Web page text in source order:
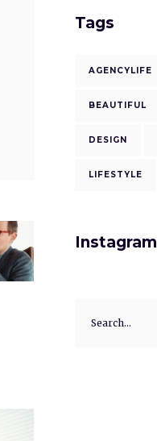
Tags
AGENCYLIFE
BEAUTIFUL
DESIGN
LIFESTYLE
Instagram